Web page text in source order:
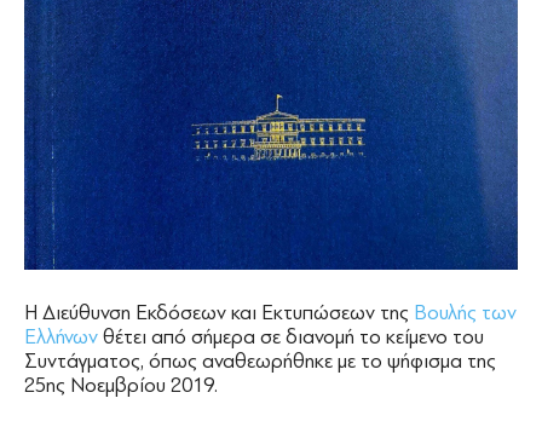
Η Διεύθυνση Εκδόσεων και Εκτυπώσεων της Βουλής των
Ελλήνων θέτει από σήμερα σε διανομή το κείμενο του
Συντάγματος, όπως αναθεωρήθηκε με το ψήφισμα της
25ης Νοεμβρίου 2019.